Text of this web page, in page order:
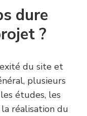
dure
?
du site et
plusieurs
études, les
réalisation du